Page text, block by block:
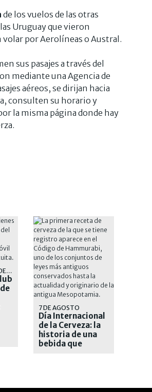
de los vuelos de las otras
Uruguay que vieron
volar por Aerolíneas o Austral.
sus pasajes a través del
mediante una Agencia de
aéreos, se dirijan hacia
consulten su horario y
la misma página donde hay
CELEBRA LA VISITA DE LEÓN XIV
7 DE AGOSTO
Día Internacional
de la Cerveza: la
historia de una
bebida que